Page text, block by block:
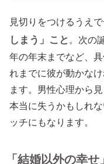
見切りをつけるうえ
しまう」こと 。次の
年の年末までなど、
れまでに彼が動かな
ます。男性心理から
本当に失うかもしれ
ッチにもなります。
「結婚以外の幸